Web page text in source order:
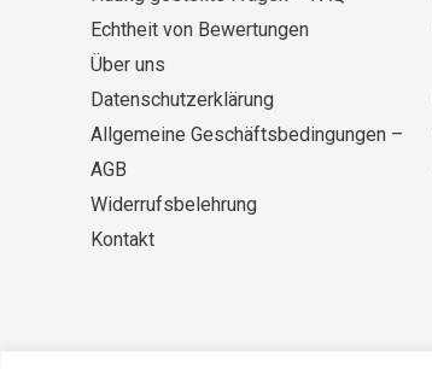
Echtheit von Bewertungen
Über uns
Datenschutzerklärung
Allgemeine Geschäftsbedingungen –
AGB
Widerrufsbelehrung
Kontakt